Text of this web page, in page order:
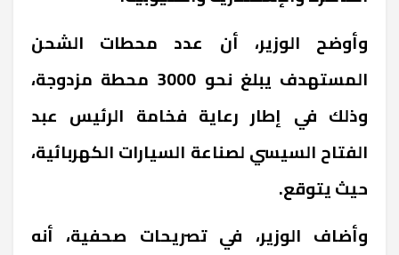
وأوضح الوزير، أن عدد محطات الشحن
المستهدف يبلغ نحو 3000 محطة مزدوجة،
وذلك في إطار رعاية فخامة الرئيس عبد
الفتاح السيسي لصناعة السيارات الكهربائية،
حيث يتوقع.
وأضاف الوزير، في تصريحات صحفية، أنه